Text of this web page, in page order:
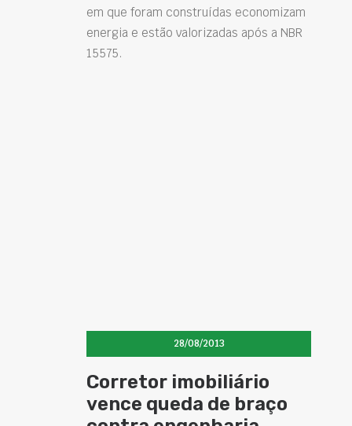
em que foram construídas economizam
energia e estão valorizadas após a NBR
15575.
28/08/2013
Corretor imobiliário
vence queda de braço